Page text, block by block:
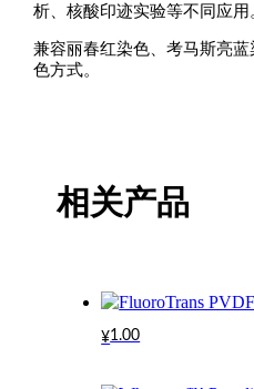
析、核酸印迹实验等不同应用
兼容丽春红染色、考马斯亮
色方式。
相关产品
¥1.00